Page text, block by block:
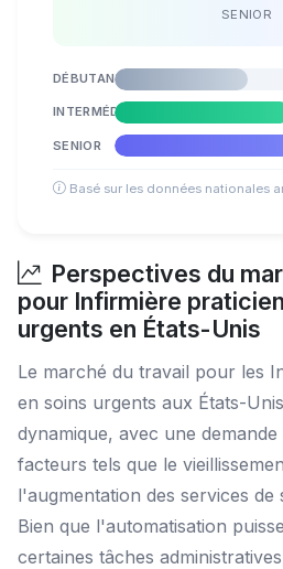
SENIOR
DÉBUTANT
INTERMÉDIAIRE
SENIOR
Basé sur les données nationales
Perspectives du
pour Infirmière
urgents en États-Unis
Le marché du travail pour les
en soins urgents aux États-
dynamique, avec une
facteurs tels que le
l'augmentation des services de
Bien que l'automatisation
certaines tâches